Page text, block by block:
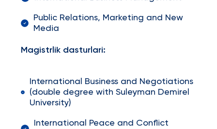
Public Relations, Marketing and New
Media
Magistrlik dasturlari:
International Business and Negotiations
(double degree with Suleyman Demirel
University)
International Peace and Conflict